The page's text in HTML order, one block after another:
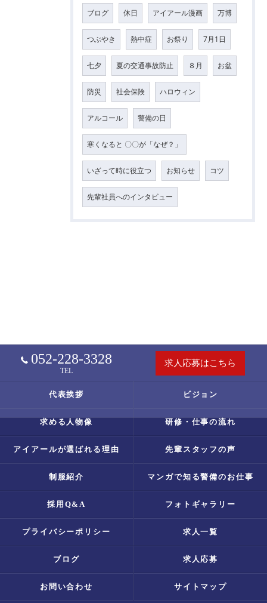
ブログ 休日 アイアール漫画 万博
つぶやき 熱中症 お祭り 7月1日
七夕 夏の交通事故防止 ８月 お盆
防災 社会保険 ハロウィン
アルコール 警備の日
寒くなると 〇〇が「なぜ？」
いざって時に役立つ お知らせ コツ
先輩社員へのインタビュー
052-228-3328
TEL
求人応募はこちら
代表挨拶 ビジョン
求める人物像 研修・仕事の流れ
アイアールが選ばれる理由 先輩スタッフの声
制服紹介 マンガで知る警備のお仕事
採用Q&A フォトギャラリー
プライバシーポリシー 求人一覧
ブログ 求人応募
お問い合わせ サイトマップ